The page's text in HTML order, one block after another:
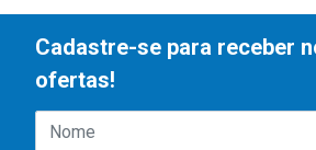
Cadastre-se para receber
ofertas!